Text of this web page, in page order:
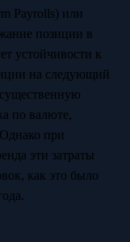
Payrolls) или
позиции в
устойчивости к
на следующий
по валюте,
при
эти затраты
как это было